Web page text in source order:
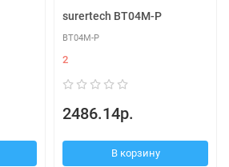
surertech BT04M-P
BT04M-P
2
2486.14р.
В корзину